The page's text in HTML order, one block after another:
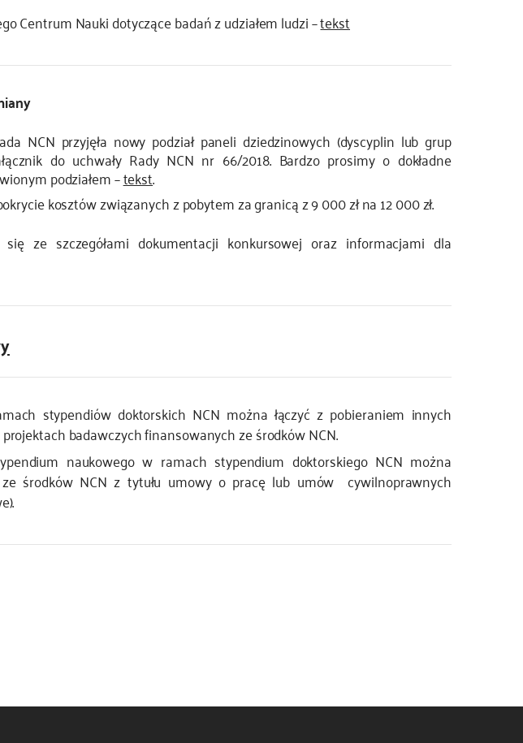
Centrum Nauki dotyczące badań z udziałem ludzi –tekst
NCN przyjęła nowy podział paneli dziedzinowych (dyscyplin lub grup
do uchwały Rady NCN nr 66/2018. Bardzo prosimy o dokładne
podziałem –tekst.
kosztów związanych z pobytem za granicą z 9 000 zł na 12 000 zł.
ze szczegółami dokumentacji konkursowej oraz informacjami dla
stypendiów doktorskich NCN można łączyć z pobieraniem innych
badawczych finansowanych ze środków NCN.
naukowego w ramach stypendium doktorskiego NCN można
środków NCN z tytułu umowy o pracę lub umów cywilnoprawnych